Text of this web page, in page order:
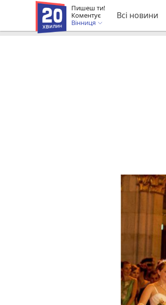
Пишеш ти!
Коментує
Вінниця
Всі новини